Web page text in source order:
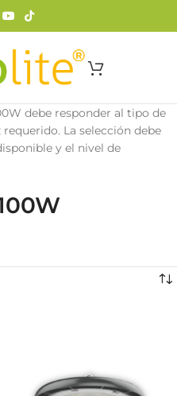
debe responder al tipo de
La selección debe
y el nivel de